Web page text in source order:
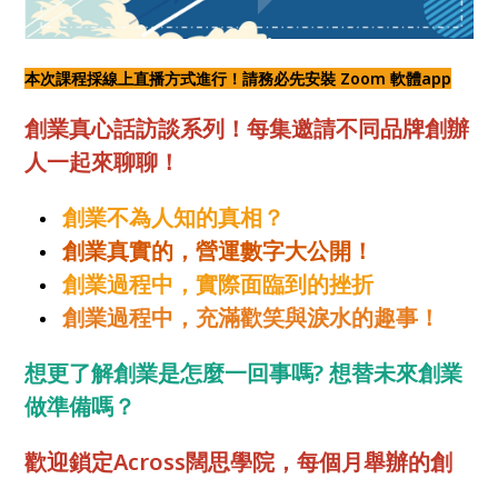
本次課程採線上直播方式進行！請務必先安裝 Zoom 軟體app
創業真心話訪談系列！每集邀請不同品牌創辦
人一起來聊聊！
創業不為人知的真相？
創業真實的，營運數字大公開！
創業過程中，實際面臨到的挫折
創業過程中，充滿歡笑與淚水的趣事！
想更了解創業是怎麼一回事嗎? 想替未來創業
做準備嗎？
歡迎鎖定Across闊思學院，每個月舉辦的創